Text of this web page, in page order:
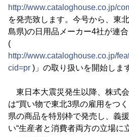
http://www.cataloghouse.co.jp/
を発売致します。今号から、東
島県)の日用品メーカー4社が連
(
http://www.cataloghouse.co.jp/
cid=pr )」の取り扱いを開始しま
東日本大震災発生以降、株式
は“買い物で東北3県の雇用をつ
県の商品を特別枠で発売し、義
い“生産者と消費者両方の立場に